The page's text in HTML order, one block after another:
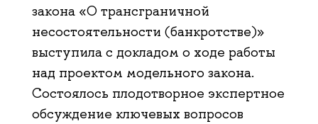
закона «О трансграничной
несостоятельности (банкротстве)»
выступила с докладом о ходе работы
над проектом модельного закона.
Состоялось плодотворное экспертное
обсуждение ключевых вопросов